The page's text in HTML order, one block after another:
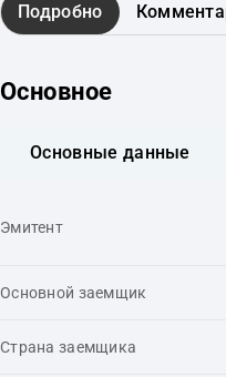
Подробно
Основное
Основные данные
Эмитент
Основной заемщик
Страна заемщика